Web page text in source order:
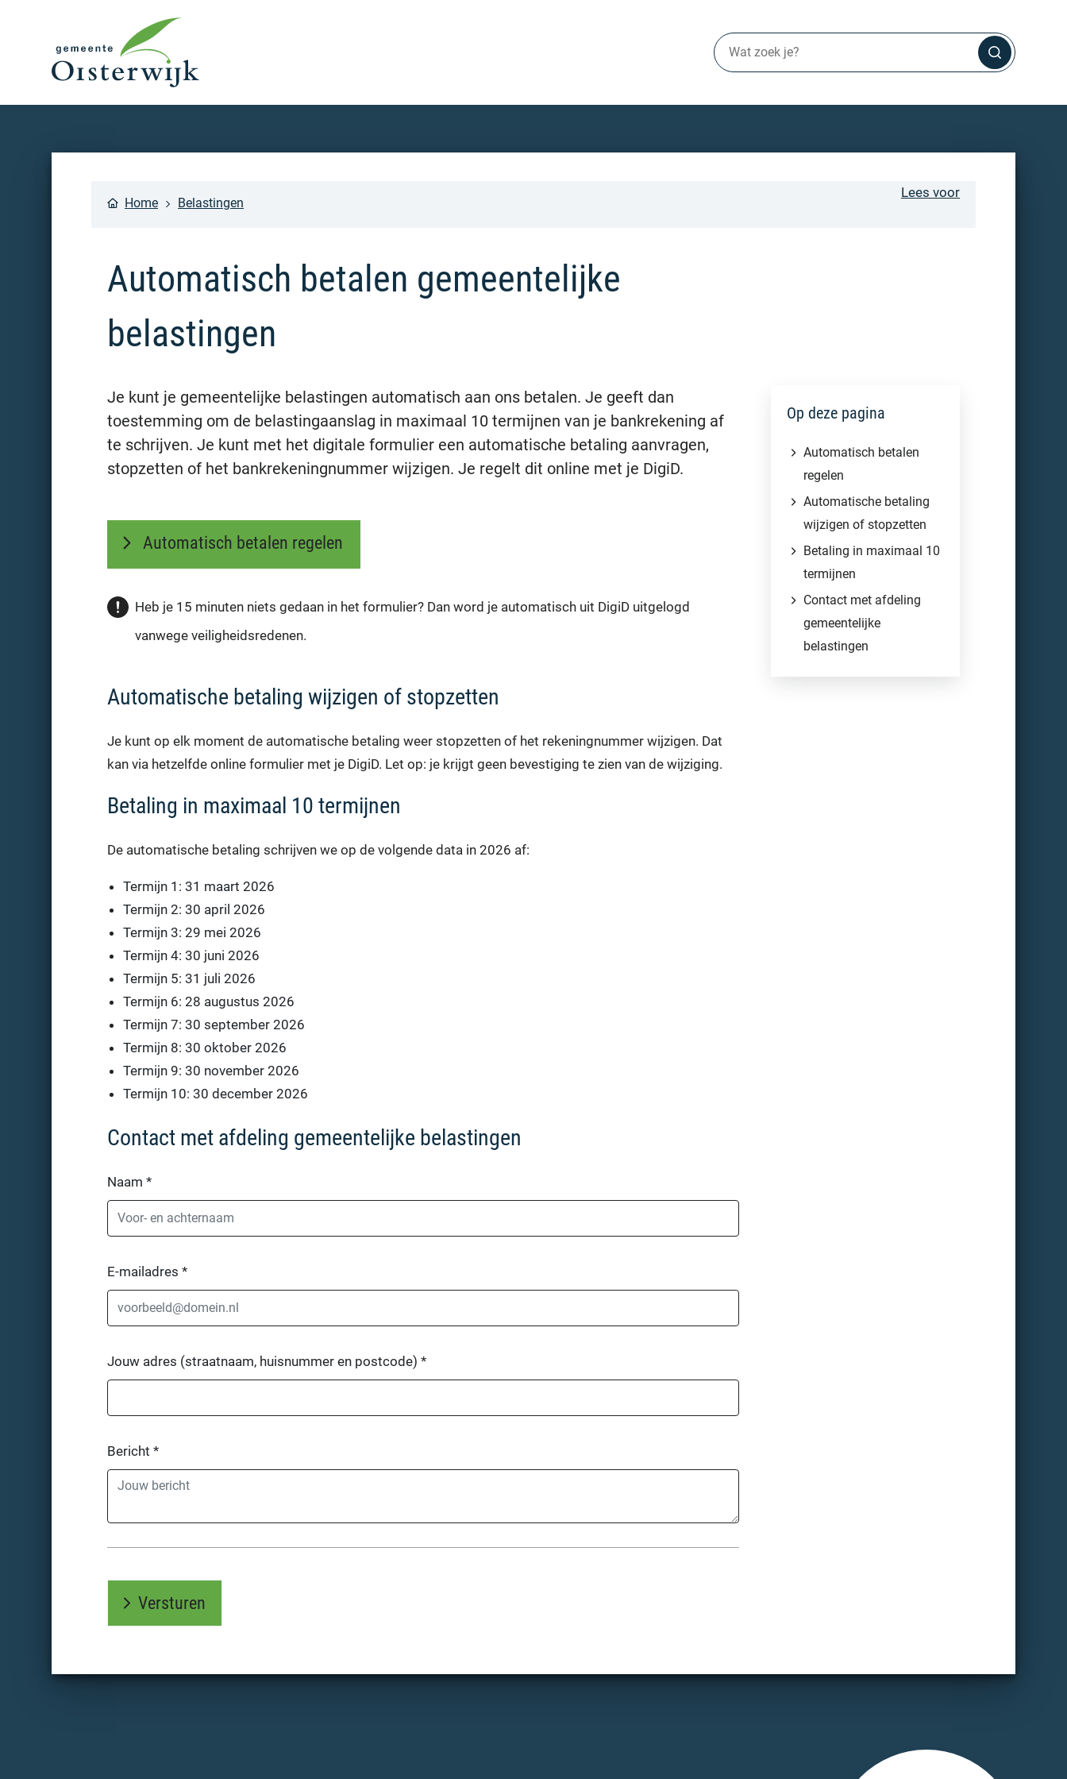
Home Belastingen
Lees voor
Automatisch betalen gemeentelijke
belastingen
Je kunt je gemeentelijke belastingen automatisch aan ons betalen. Je geeft dan
toestemming om de belastingaanslag in maximaal 10 termijnen van je bankrekening af
te schrijven. Je kunt met het digitale formulier een automatische betaling aanvragen,
stopzetten of het bankrekeningnummer wijzigen. Je regelt dit online met je DigiD.
Automatisch betalen regelen
Heb je 15 minuten niets gedaan in het formulier? Dan word je automatisch uit DigiD uitgelogd
vanwege veiligheidsredenen.
Automatische betaling wijzigen of stopzetten
Je kunt op elk moment de automatische betaling weer stopzetten of het rekeningnummer wijzigen. Dat
kan via hetzelfde online formulier met je DigiD. Let op: je krijgt geen bevestiging te zien van de wijziging.
Betaling in maximaal 10 termijnen
De automatische betaling schrijven we op de volgende data in 2026 af:
Termijn 1: 31 maart 2026
Termijn 2: 30 april 2026
Termijn 3: 29 mei 2026
Termijn 4: 30 juni 2026
Termijn 5: 31 juli 2026
Termijn 6: 28 augustus 2026
Termijn 7: 30 september 2026
Termijn 8: 30 oktober 2026
Termijn 9: 30 november 2026
Termijn 10: 30 december 2026
Contact met afdeling gemeentelijke belastingen
Naam *
E-mailadres *
Jouw adres (straatnaam, huisnummer en postcode) *
Bericht *
Versturen
Op deze pagina
Automatisch betalen
regelen
Automatische betaling
wijzigen of stopzetten
Betaling in maximaal 10
termijnen
Contact met afdeling
gemeentelijke
belastingen